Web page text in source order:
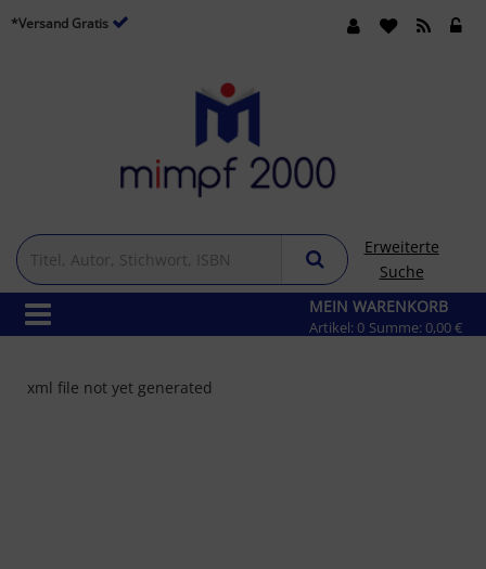
*Versand Gratis
Erweiterte
Suche
MEIN WARENKORB
Artikel: 0 Summe: 0,00 €
xml file not yet generated